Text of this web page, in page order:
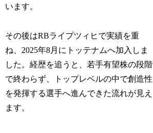
います。
その後はRBライプツィヒで実績を重
ね、2025年8月にトッテナムへ加入しま
した。経歴を追うと、若手有望株の段階
で終わらず、トップレベルの中で創造性
を発揮する選手へ進んできた流れが見え
ます。